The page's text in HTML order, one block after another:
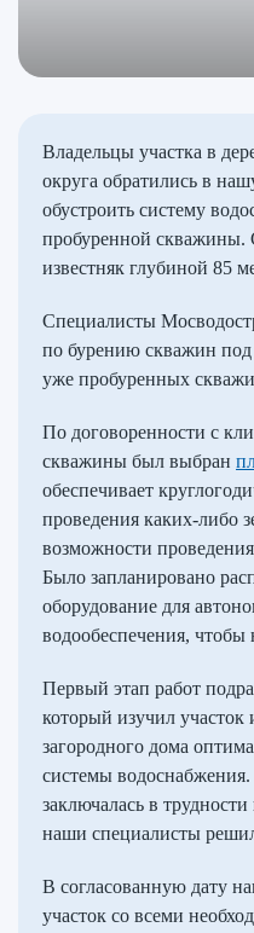
Владельцы участка в
округа обратились в
обустроить систему
пробуренной скважины.
известняк глубиной 85
Специалисты
по бурению скважин под
уже пробуренных
По договоренности с
скважины был выбран
обеспечивает
проведения каких-либо
возможности
Было запланировано
оборудование для
водообеспечения,
Первый этап работ
который изучил участок
загородного дома
системы
заключалась в
наши специалисты
В согласованную дату
участок со всеми